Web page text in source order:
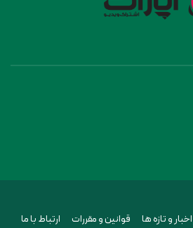
اخبار و تازه ها قوانین و مقررات ارتباط با ما